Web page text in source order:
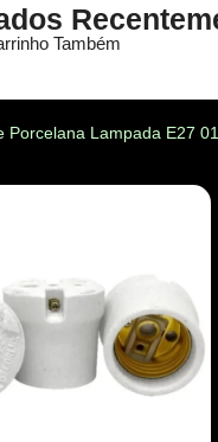
Também
Porcelana Lampada E27